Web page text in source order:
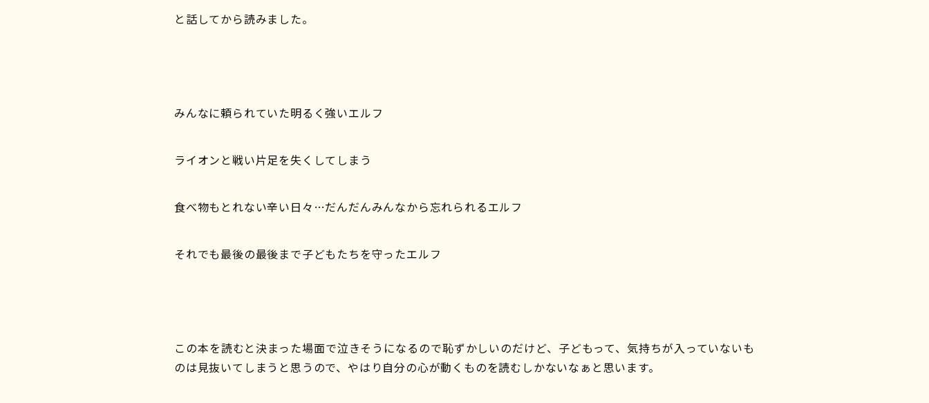
と話してから読みました。
みんなに頼られていた明るく強いエルフ
ライオンと戦い片足を失くしてしまう
食べ物もとれない辛い日々…だんだんみんなから忘れられるエルフ
それでも最後の最後まで子どもたちを守ったエルフ
この本を読むと決まった場面で泣きそうになるので恥ずかしいのだけど、子どもって、気持ちが入っていないも
のは見抜いてしまうと思うので、やはり自分の心が動くものを読むしかないなぁと思います。